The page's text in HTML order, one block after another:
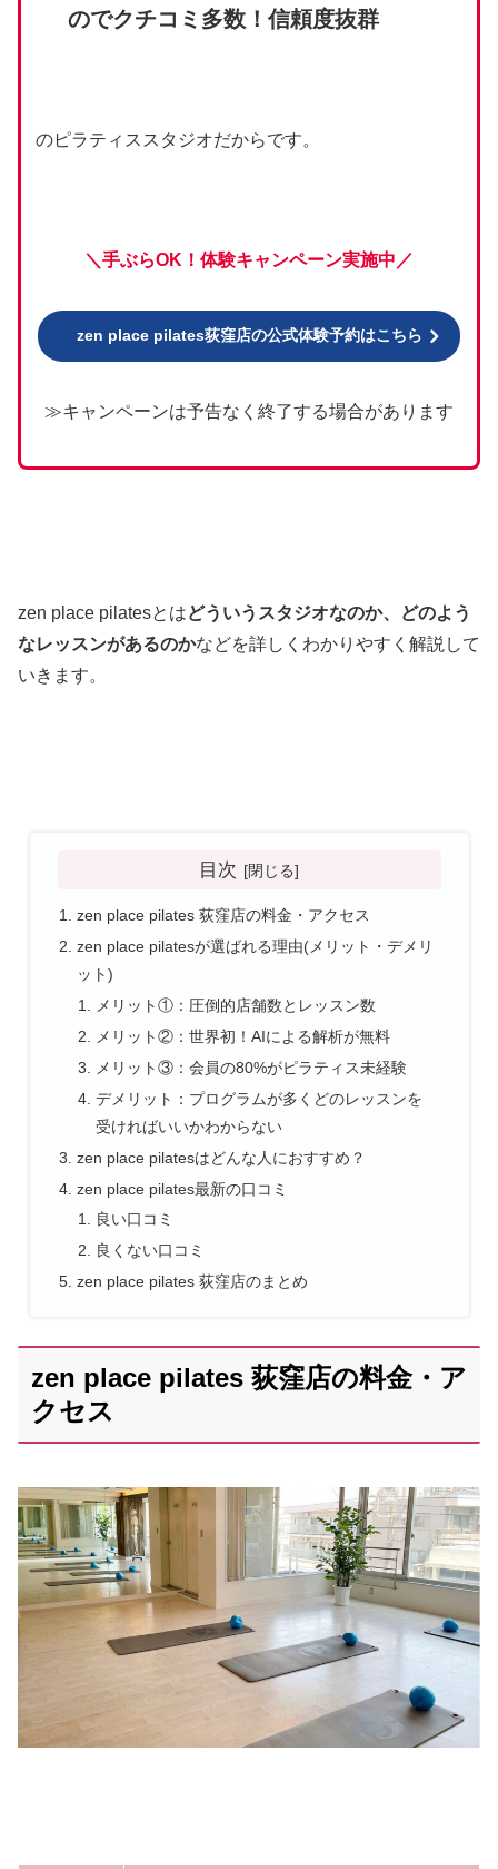
のでクチコミ多数！信頼度抜群
のピラティススタジオだからです。
＼手ぶらOK！体験キャンペーン実施中／
zen place pilates荻窪店の公式体験予約はこちら
≫キャンペーンは予告なく終了する場合があります
zen place pilatesとはどういうスタジオなのか、どのよう
なレッスンがあるのかなどを詳しくわかりやすく解説して
いきます。
目次
zen place pilates 荻窪店の料金・アクセス
zen place pilatesが選ばれる理由(メリット・デメリ
ット)
メリット①：圧倒的店舗数とレッスン数
メリット②：世界初！AIによる解析が無料
メリット③：会員の80%がピラティス未経験
デメリット：プログラムが多くどのレッスンを
受ければいいかわからない
zen place pilatesはどんな人におすすめ？
zen place pilates最新の口コミ
良い口コミ
良くない口コミ
zen place pilates 荻窪店のまとめ
zen place pilates 荻窪店の料金・ア
クセス